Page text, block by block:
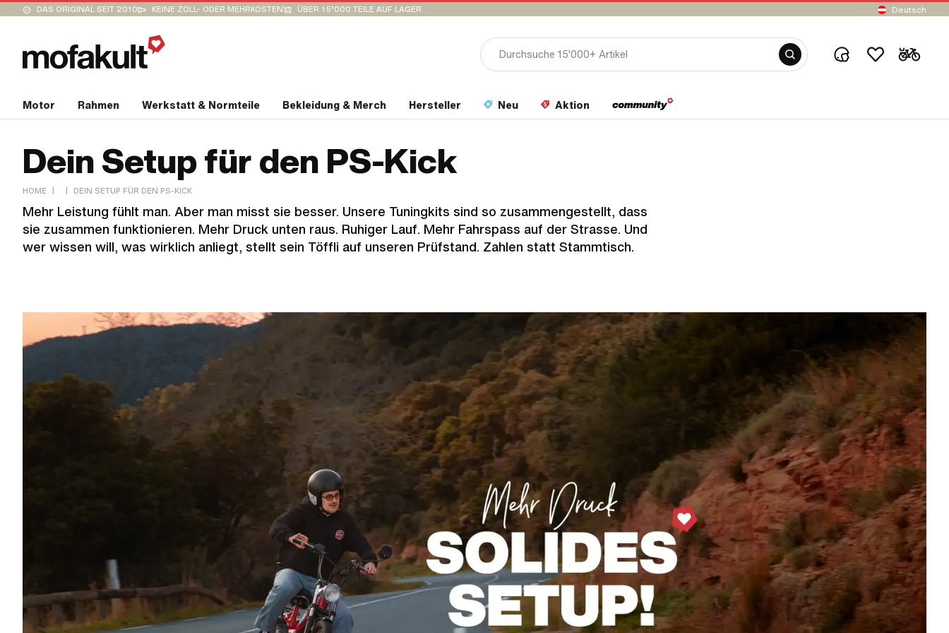
DAS ORIGINAL SEIT 2010 KEINE ZOLL- ODER MEHRKOSTEN ÜBER 15’000 TEILE AUF LAGER Deutsch
Motor Rahmen Werkstatt & Normteile Bekleidung & Merch Hersteller Neu Aktion
Dein Setup für den PS-Kick
HOME | | DEIN SETUP FÜR DEN PS-KICK
Mehr Leistung fühlt man. Aber man misst sie besser. Unsere Tuningkits sind so zusammengestellt, dass
sie zusammen funktionieren. Mehr Druck unten raus. Ruhiger Lauf. Mehr Fahrspass auf der Strasse. Und
wer wissen will, was wirklich anliegt, stellt sein Töffli auf unseren Prüfstand. Zahlen statt Stammtisch.